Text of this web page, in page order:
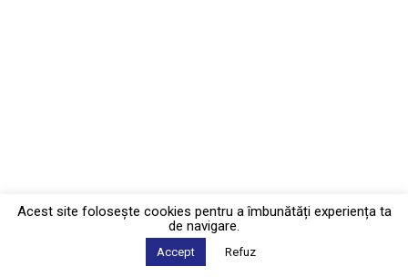
Acest site foloseşte cookies pentru a îmbunătăți experiența ta
de navigare.
Accept Refuz